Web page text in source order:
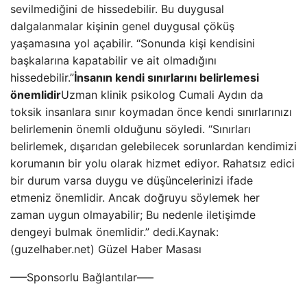
sevilmediğini de hissedebilir. Bu duygusal
dalgalanmalar kişinin genel duygusal çöküş
yaşamasına yol açabilir. “Sonunda kişi kendisini
başkalarına kapatabilir ve ait olmadığını
hissedebilir.”İnsanın kendi sınırlarını belirlemesi
önemlidirUzman klinik psikolog Cumali Aydın da
toksik insanlara sınır koymadan önce kendi sınırlarınızı
belirlemenin önemli olduğunu söyledi. “Sınırları
belirlemek, dışarıdan gelebilecek sorunlardan kendimizi
korumanın bir yolu olarak hizmet ediyor. Rahatsız edici
bir durum varsa duygu ve düşüncelerinizi ifade
etmeniz önemlidir. Ancak doğruyu söylemek her
zaman uygun olmayabilir; Bu nedenle iletişimde
dengeyi bulmak önemlidir.” dedi.Kaynak:
(guzelhaber.net) Güzel Haber Masası
—–Sponsorlu Bağlantılar—–